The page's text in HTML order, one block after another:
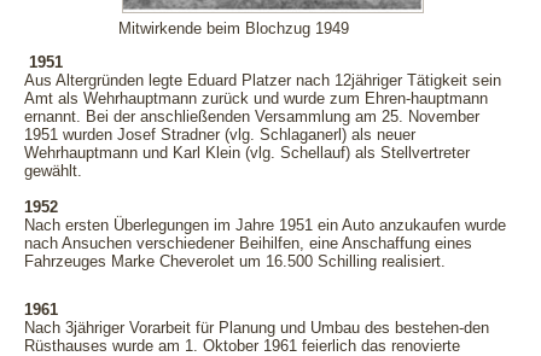
Mitwirkende beim Blochzug 1949
1951
Aus Altergründen legte Eduard Platzer nach 12jähriger Tätigkeit sein
Amt als Wehrhauptmann zurück und wurde zum Ehren-hauptmann
ernannt. Bei der anschließenden Versammlung am 25. November
1951 wurden Josef Stradner (vlg. Schlaganerl) als neuer
Wehrhauptmann und Karl Klein (vlg. Schellauf) als Stellvertreter
gewählt.
1952
Nach ersten Überlegungen im Jahre 1951 ein Auto anzukaufen wurde
nach Ansuchen verschiedener Beihilfen, eine Anschaffung eines
Fahrzeuges Marke Cheverolet um 16.500 Schilling realisiert.
1961
Nach 3jähriger Vorarbeit für Planung und Umbau des bestehen-den
Rüsthauses wurde am 1. Oktober 1961 feierlich das renovierte